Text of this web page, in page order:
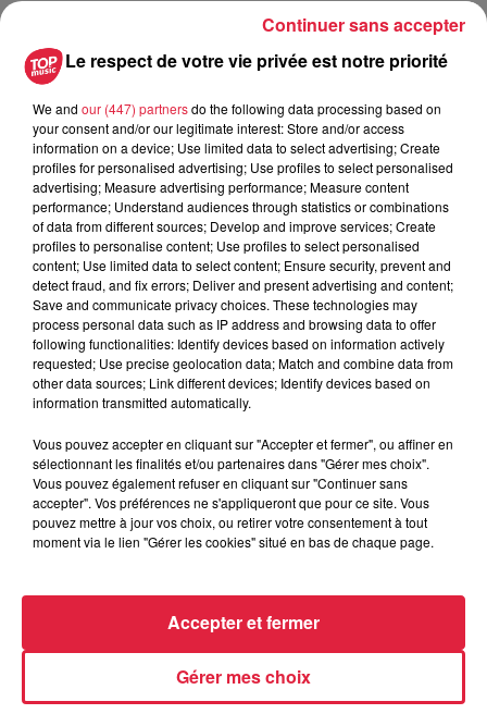
Publié : 25 juin 2020 à 13h05 - Modifié : 10 mai 2021 à
11h01 Rédaction
A lire aussi
6 août 2026
À Hoerdt, de l’eau brune sort des
robinets
6 août 2026
Tags antisémites à Strasbourg :
6 août 2026
Au zoo de Mulhouse : rencontre
Le respect de votre vie privée est notre priorité
We and our (447) partnersdo the following data processing based on
your consent and/or our legitimate interest: Store and/or access
information on a device; Use limited data to select advertising; Create
profiles for personalised advertising; Use profiles to select personalised
advertising; Measure advertising performance; Measure content
performance; Understand audiences through statistics or combinations
of data from different sources; Develop and improve services; Create
profiles to personalise content; Use profiles to select personalised
content; Use limited data to select content; Ensure security, prevent and
detect fraud, and fix errors; Deliver and present advertising and content;
Save and communicate privacy choices. These technologies may
process personal data such as IP address and browsing data to offer
following functionalities: Identify devices based on information actively
requested; Use precise geolocation data; Match and combine data from
other data sources; Link different devices; Identify devices based on
information transmitted automatically.
Vous pouvez accepter en cliquant sur "Accepter et fermer", ou affiner en
sélectionnant les finalités et/ou partenaires dans "Gérer mes choix".
Vous pouvez également refuser en cliquant sur "Continuer sans
accepter". Vos préférences ne s'appliqueront que pour ce site. Vous
pouvez mettre à jour vos choix, ou retirer votre consentement à tout
moment via le lien "Gérer les cookies" situé en bas de chaque page.
Gérer mes choix
Accepter et fermer
Continuer sans accepter